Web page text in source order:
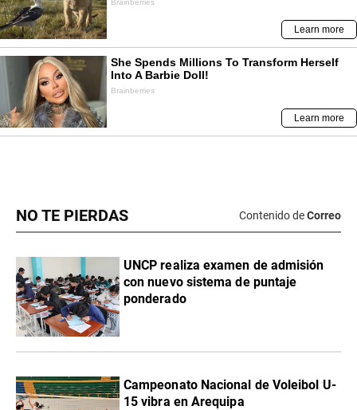
NO TE PIERDAS Contenido deCorreo
UNCP realiza examen de admisión
con nuevo sistema de puntaje
ponderado
Campeonato Nacional de Voleibol U-
15 vibra en Arequipa